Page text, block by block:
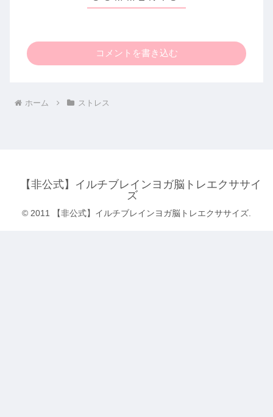
コメントを書き込む
ホーム ストレス
【非公式】イルチブレインヨガ脳トレエクササイ
ズ
© 2011 【非公式】イルチブレインヨガ脳トレエクササイズ.